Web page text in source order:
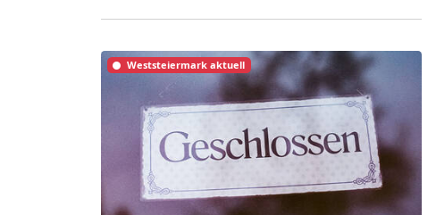
Weststeiermark aktuell